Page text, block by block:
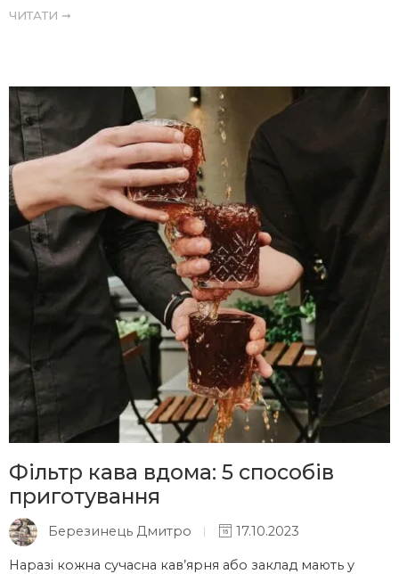
ЧИТАТИ ➞
Фільтр кава вдома: 5 способів
приготування
Березинець Дмитро 17.10.2023
Наразі кожна сучасна кав’ярня або заклад мають у